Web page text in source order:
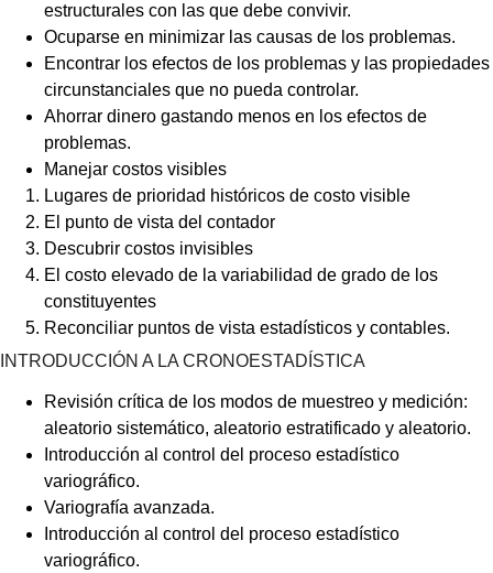
estructurales con las que debe convivir.
Ocuparse en minimizar las causas de los problemas.
Encontrar los efectos de los problemas y las propiedades
circunstanciales que no pueda controlar.
Ahorrar dinero gastando menos en los efectos de
problemas.
Manejar costos visibles
Lugares de prioridad históricos de costo visible
El punto de vista del contador
Descubrir costos invisibles
El costo elevado de la variabilidad de grado de los
constituyentes
Reconciliar puntos de vista estadísticos y contables.
INTRODUCCIÓN A LA CRONOESTADÍSTICA
Revisión crítica de los modos de muestreo y medición:
aleatorio sistemático, aleatorio estratificado y aleatorio.
Introducción al control del proceso estadístico
variográfico.
Variografía avanzada.
Introducción al control del proceso estadístico
variográfico.